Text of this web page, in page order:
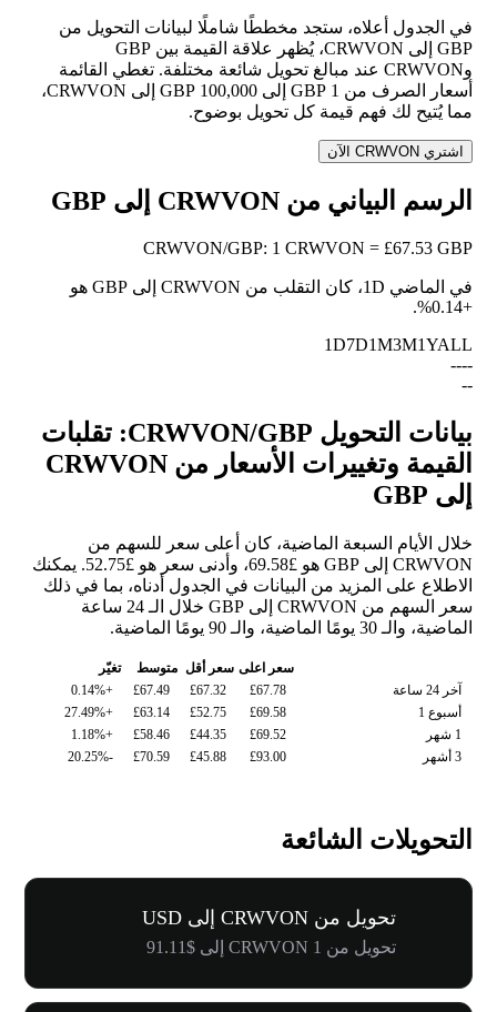
في الجدول أعلاه، ستجد مخططًا شاملًا لبيانات التحويل من
GBP إلى CRWVON، يُظهر علاقة القيمة بين GBP
وCRWVON عند مبالغ تحويل شائعة مختلفة. تغطي القائمة
أسعار الصرف من 1 GBP إلى 100,000 GBP إلى CRWVON،
مما يُتيح لك فهم قيمة كل تحويل بوضوح.
اشتري CRWVON الآن
الرسم البياني من CRWVON إلى GBP
CRWVON/GBP: 1 CRWVON = £67.53 GBP
في الماضي 1D، كان التقلب من CRWVON إلى GBP هو
+0.14%
.
1D7D1M3M1YALL
--
--
--
بيانات التحويل CRWVON/GBP: تقلبات
القيمة وتغييرات الأسعار من CRWVON
إلى GBP
خلال الأيام السبعة الماضية، كان أعلى سعر للسهم من
CRWVON إلى GBP هو £69.58، وأدنى سعر هو £52.75. يمكنك
الاطلاع على المزيد من البيانات في الجدول أدناه، بما في ذلك
سعر السهم من CRWVON إلى GBP خلال الـ 24 ساعة
الماضية، والـ 30 يومًا الماضية، والـ 90 يومًا الماضية.
سعر اعلى سعر أقل متوسط
تغيّر
آخر 24 ساعة
£67.78
£67.32
£67.49
+0.14%
أسبوع 1
£69.58
£52.75
£63.14
+27.49%
1 شهر
£69.52
£44.35
£58.46
+1.18%
3 أشهر
£93.00
£45.88
£70.59
-20.25%
التحويلات الشائعة
تحويل من CRWVON إلى USD
تحويل من 1 CRWVON إلى $91.11